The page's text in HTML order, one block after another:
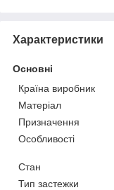
Характеристики
Основні
Країна виробник
Матеріал
Призначення
Особливості
Стан
Тип застежки